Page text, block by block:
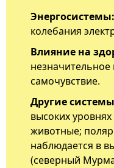
Энергосистемы:
колебания
Влияние на
незначительное
самочувствие.
Другие
высоких
животные;
наблюдается в
(северный